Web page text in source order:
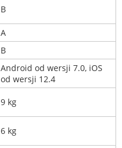
B
A
B
Android od wersji 7.0, iOS
od wersji 12.4
9 kg
6 kg